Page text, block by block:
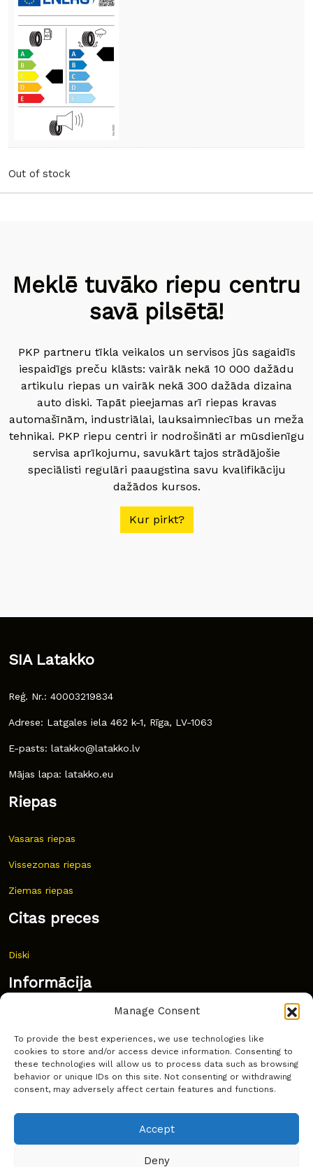
Manage Consent
To provide the best experiences, we use technologies like
cookies to store and/or access device information. Consenting to
these technologies will allow us to process data such as browsing
behavior or unique IDs on this site. Not consenting or withdrawing
consent, may adversely affect certain features and functions.
Accept
Deny
Out of stock
Meklē tuvāko riepu centru
savā pilsētā!
PKP partneru tīkla veikalos un servisos jūs sagaidīs
iespaidīgs preču klāsts: vairāk nekā 10 000 dažādu
artikulu riepas un vairāk nekā 300 dažāda dizaina
auto diski. Tapāt pieejamas arī riepas kravas
automašīnām, industriālai, lauksaimniecības un meža
tehnikai. PKP riepu centri ir nodrošināti ar mūsdienīgu
servisa aprīkojumu, savukārt tajos strādājošie
speciālisti regulāri paaugstina savu kvalifikāciju
dažādos kursos.
Kur pirkt?
SIA Latakko
Reģ. Nr.: 40003219834
Adrese: Latgales iela 462 k-1, Rīga, LV-1063
E-pasts: latakko@latakko.lv
Mājas lapa: latakko.eu
Riepas
Vasaras riepas
Vissezonas riepas
Ziemas riepas
Citas preces
Diski
Informācija
Bieži uzdoti jautājumi
Kur pirkt?
Sīkdatņu politika